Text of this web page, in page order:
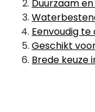
Duurzaam
Eenvoudig
Geschikt
Brede keuze